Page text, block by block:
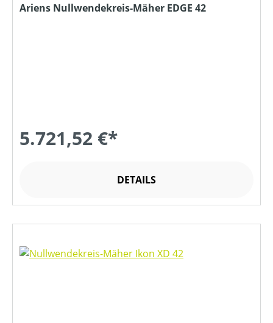
Ariens Nullwendekreis-Mäher EDGE 42
5.721,52 €*
DETAILS